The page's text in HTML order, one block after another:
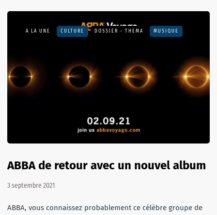
A LA UNE CULTURE DOSSIER - THEMA MUSIQUE
ABBA de retour avec un nouvel album
3 septembre 2021
ABBA, vous connaissez probablement ce célèbre groupe de